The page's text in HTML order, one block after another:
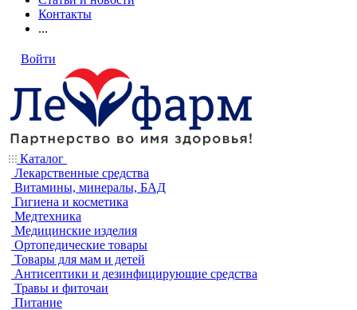
Контакты
...
Войти
Каталог
Лекарственные средства
Витамины, минералы, БАД
Гигиена и косметика
Медтехника
Медицинские изделия
Ортопедические товары
Товары для мам и детей
Антисептики и дезинфицирующие средства
Травы и фиточаи
Питание